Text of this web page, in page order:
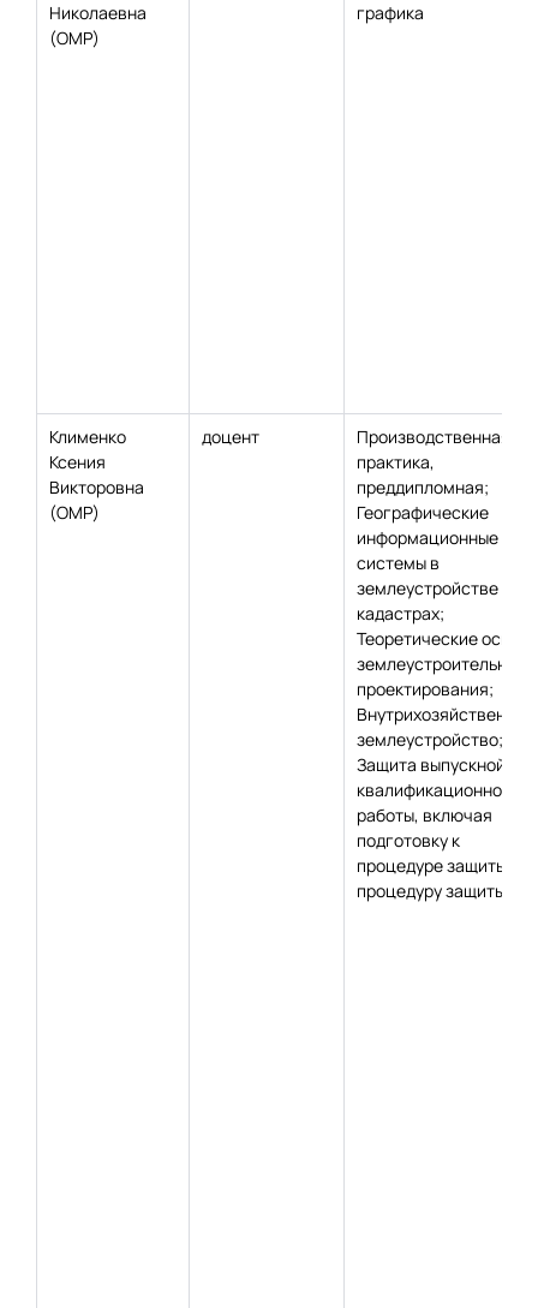
Николаевна
(ОМР)
графика
Клименко
Ксения
Викторовна
(ОМР)
доцент
Производственная
практика,
преддипломная;
Географические
информационные
системы в
землеустройстве и
кадастрах;
Теоретические
землеустроительного
проектирования;
Внутрихозяйственное
землеустройство;
Защита выпускной
квалификационной
работы, включая
подготовку к
процедуре защиты и
процедуру защиты